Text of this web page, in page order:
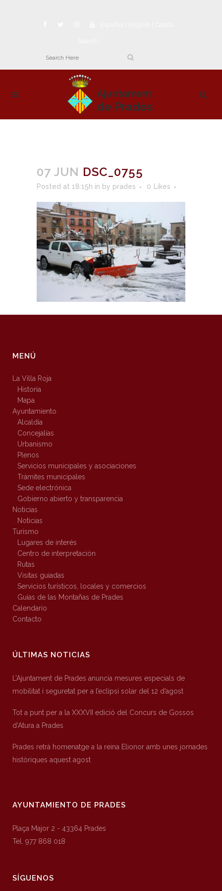
07 JUN DSC_0755
Posted at 18:15h in by prades 0 Likes
MENÚ
La Villa Roja
Historia
Mapa
Ayuntamiento
Alcaldía
Concejalías
Urbanismo
Plenos
Servicios municipales y asociaciones
Trámites municipales
Sede electrónica
Gobierno abierto y transparencia
Noticias
Noticias
Turismo
Lugares de interés
Centro de interpretación
Rutas
Visitas guiadas
Servicios turísticos, locales y comercios
Guías de las Montañas de Prades
Calendario
Contacto
ÚLTIMAS NOTICIAS
L’Ajuntament de Prades anuncia mesures especials de
mobilitat i seguretat per a l’eclipsi solar del 12 d’agost
Tot a punt per a la XXXVII edició del Concurs de Gossos
d’Atura a Prades
Prades retrà homenatge a la reina Elionor amb unes jornades
històriques aquest agost
AYUNTAMIENTO DE PRADES
Plaça Major 2 - 43364 Prades
Tel. 977 868 018
SÍGUENOS